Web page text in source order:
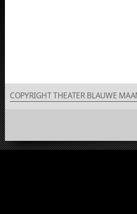
COPYRIGHT THEATER BLAUWE